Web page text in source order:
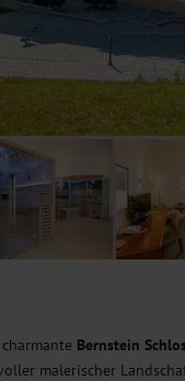
Bernstein
malerischer
Webseite weiter zu
beispielsweise die
Wir nutzen hierfür
Website erfassten
können Ihre
um Ihnen